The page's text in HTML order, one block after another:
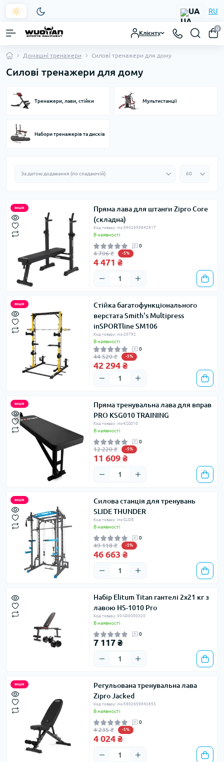
UA RU
Клієнту
0
Домашні тренажери Силові тренажери для дому
Силові тренажери для дому
Тренажери, лави, стійки Мультистанції
Набори тренажерів та дисків
акція
Пряма лава для штанги Zipro Core
(складна)
Код товару: ins-5902659842817
В наявності
0
4 706 ₴ -5%
4 471 ₴
акція
Стійка багатофункціонального
верстата Smith's Multipress
inSPORTline SM106
Код товару: ins-20792
В наявності
0
44 520 ₴ -5%
42 294 ₴
акція
Пряма тренувальна лава для вправ
PRO KSG010 TRAINING
Код товару: ins-KSG010
В наявності
0
12 220 ₴ -5%
11 609 ₴
акція
Силова станція для тренувань
SLIDE THUNDER
Код товару: ins-SLIDE
В наявності
0
49 118 ₴ -5%
46 663 ₴
Набір Elitum Titan гантелі 2х21 кг з
лавою HS-1010 Pro
Код товару: 00-G00000320
В наявності
0
7 117 ₴
акція
Регульована тренувальна лава
Zipro Jacked
Код товару: ins-5902659842855
В наявності
0
4 235 ₴ -5%
4 024 ₴